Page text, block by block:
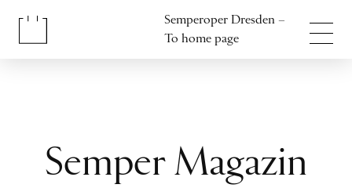
Semperoper Dresden –
To home page
Semper Magazin